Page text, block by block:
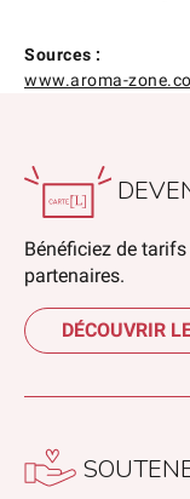
Sources :
www.aroma-
Bénéficiez de
partenaires.
DÉCOUVRIR